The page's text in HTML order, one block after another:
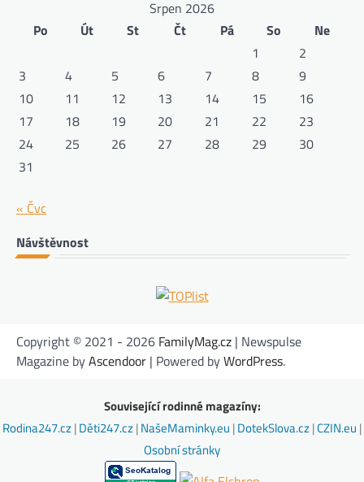
Srpen 2026
Po
Út St Čt Pá So
Ne
1
2
3
4 5 6 7 8
9
10
11 12 13 14 15
16
17
18 19 20 21 22
23
24
25 26 27 28 29
30
31
« Čvc
Návštěvnost
Copyright © 2021 - 2026 FamilyMag.cz | Newspulse
Magazine byAscendoor | Powered byWordPress.
Související rodinné magazíny:
Rodina247.cz|Děti247.cz|NašeMaminky.eu |DotekSlova.cz|CZIN.eu |
Osobní stránky